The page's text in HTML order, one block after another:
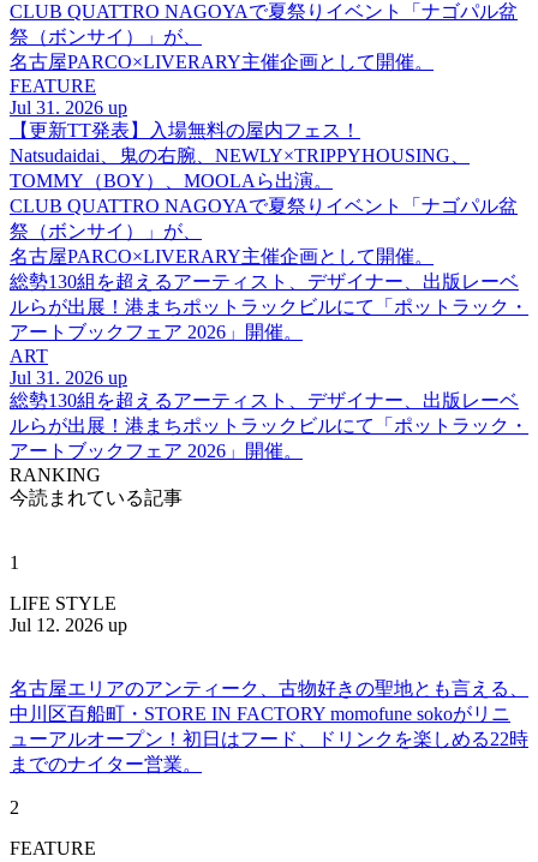
CLUB QUATTRO NAGOYAで夏祭りイベント「ナゴパル盆
祭（ボンサイ）」が、
名古屋PARCO×LIVERARY主催企画として開催。
FEATURE
Jul 31. 2026 up
【更新TT発表】入場無料の屋内フェス！
Natsudaidai、鬼の右腕、NEWLY×TRIPPYHOUSING、
TOMMY（BOY）、MOOLAら出演。
CLUB QUATTRO NAGOYAで夏祭りイベント「ナゴパル盆
祭（ボンサイ）」が、
名古屋PARCO×LIVERARY主催企画として開催。
総勢130組を超えるアーティスト、デザイナー、出版レーベ
ルらが出展！港まちポットラックビルにて「ポットラック・
アートブックフェア 2026」開催。
ART
Jul 31. 2026 up
総勢130組を超えるアーティスト、デザイナー、出版レーベ
ルらが出展！港まちポットラックビルにて「ポットラック・
アートブックフェア 2026」開催。
RANKING
今読まれている記事
1
LIFE STYLE
Jul 12. 2026 up
名古屋エリアのアンティーク、古物好きの聖地とも言える、
中川区百船町・STORE IN FACTORY momofune sokoがリニ
ューアルオープン！初日はフード、ドリンクを楽しめる22時
までのナイター営業。
2
FEATURE